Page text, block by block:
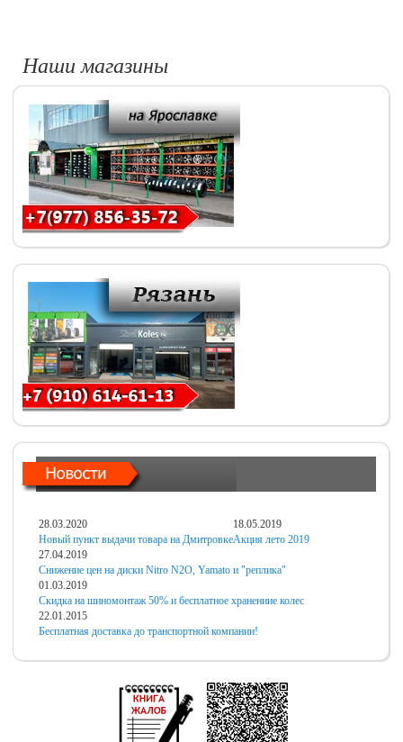
Наши магазины
28.03.2020
Новый пункт выдачи товара на Дмитровке
18.05.2019
Акция лето 2019
27.04.2019
Снижение цен на диски Nitro N2O, Yamato и "реплика"
01.03.2019
Скидка на шиномонтаж 50% и бесплатное хранениие колес
22.01.2015
Бесплатная доставка до транспортной компании!